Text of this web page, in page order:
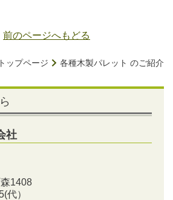
前のページへもどる
トップページ 各種木製パレット のご紹介
社
1408
(代）